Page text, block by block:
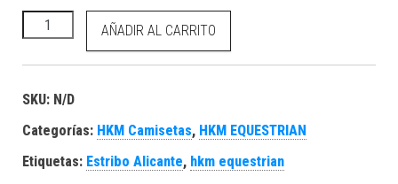
HKM Camiseta funcional -Aruba- manga corta cantidad
AÑADIR AL CARRITO
SKU: N/D
Categorías: HKM Camisetas, HKM EQUESTRIAN
Etiquetas: Estribo Alicante, hkm equestrian